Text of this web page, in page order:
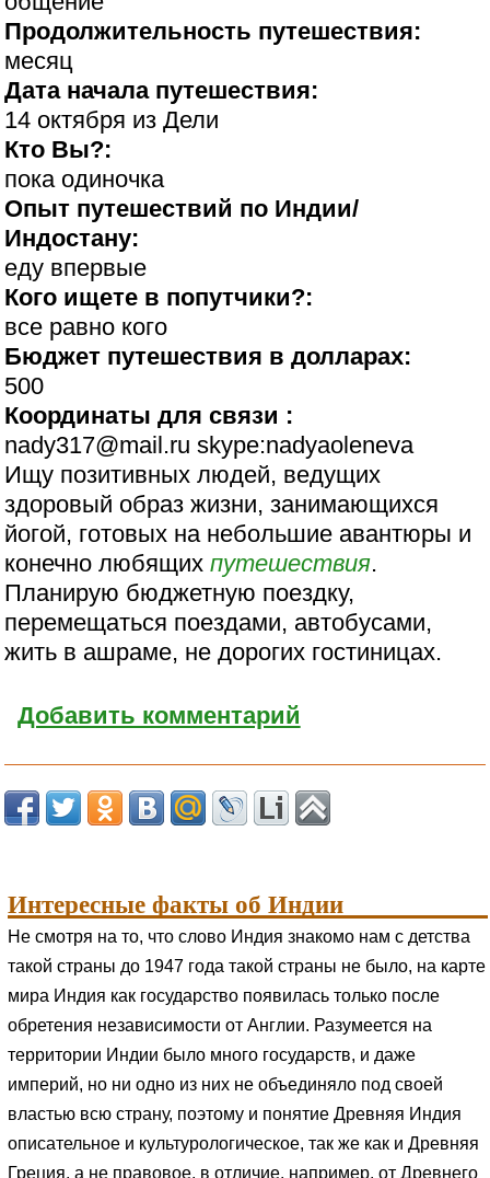
Продолжительность путешествия:
месяц
Дата начала путешествия:
14 октября из Дели
Кто Вы?:
пока одиночка
Опыт путешествий по Индии/
Индостану:
еду впервые
Кого ищете в попутчики?:
все равно кого
Бюджет путешествия в долларах:
500
Координаты для связи :
nady317@mail.ru skype:nadyaoleneva
Ищу позитивных людей, ведущих
здоровый образ жизни, занимающихся
йогой, готовых на небольшие авантюры и
конечно любящихпутешествия.
Планирую бюджетную поездку,
перемещаться поездами, автобусами,
жить в ашраме, не дорогих гостиницах.
Добавить комментарий
Интересные факты об Индии
Не смотря на то, что слово Индия знакомо нам с детства
такой страны до 1947 года такой страны не было, на карте
мира Индия как государство появилась только после
обретения независимости от Англии. Разумеется на
территории Индии было много государств, и даже
империй, но ни одно из них не объединяло под своей
властью всю страну, поэтому и понятие Древняя Индия
описательное и культурологическое, так же как и Древняя
Греция, а не правовое, в отличие, например, от Древнего